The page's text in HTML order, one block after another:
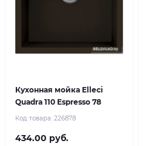
Кухонная мойка Elleci
Quadra 110 Espresso 78
Код товара: 226878
434.00 руб.